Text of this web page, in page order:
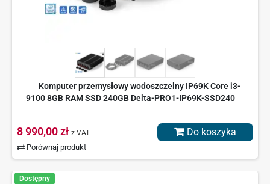
Komputer przemysłowy wodoszczelny IP69K Core i3-
9100 8GB RAM SSD 240GB Delta-PRO1-IP69K-SSD240
8 990,00 zł z VAT
Porównaj produkt
Do koszyka
Dostępny